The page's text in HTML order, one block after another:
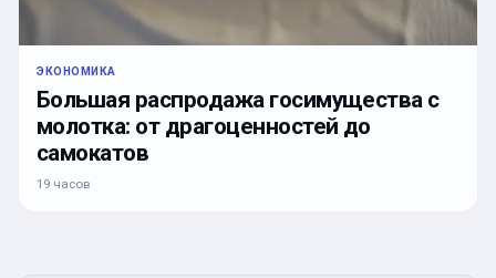
ЭКОНОМИКА
Большая распродажа госимущества с
молотка: от драгоценностей до
самокатов
19 часов